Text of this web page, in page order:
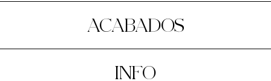
ACABADOS
INFO